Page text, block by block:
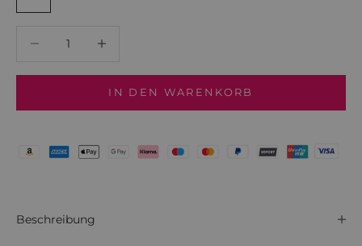
IN DEN WARENKORB
Beschreibung